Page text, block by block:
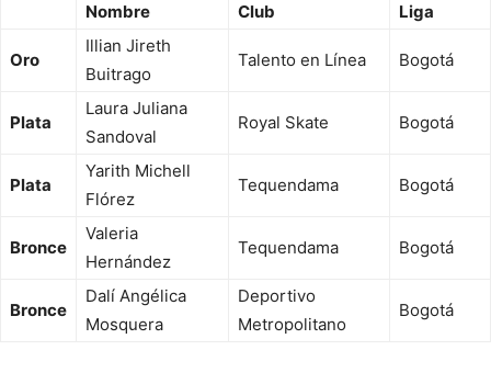
Nombre
Club Liga
Oro
Illian Jireth
Buitrago
Talento en Línea Bogotá
Plata
Laura Juliana
Sandoval
Royal Skate Bogotá
Plata
Yarith Michell
Flórez
Tequendama Bogotá
Bronce
Valeria
Hernández
Tequendama Bogotá
Bronce
Dalí Angélica
Mosquera
Deportivo
Metropolitano
Bogotá